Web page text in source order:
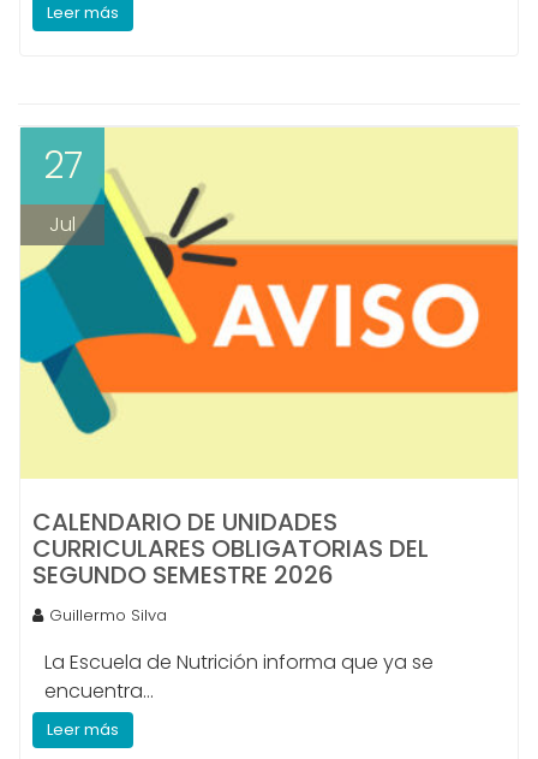
Leer más
27
Jul
CALENDARIO DE UNIDADES
CURRICULARES OBLIGATORIAS DEL
SEGUNDO SEMESTRE 2026
Guillermo Silva
La Escuela de Nutrición informa que ya se
encuentra...
Leer más